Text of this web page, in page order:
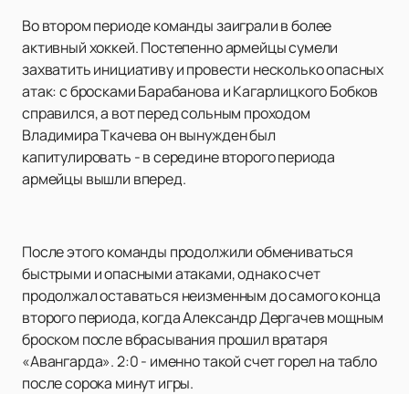
Во втором периоде команды заиграли в более
активный хоккей. Постепенно армейцы сумели
захватить инициативу и провести несколько опасных
атак: с бросками Барабанова и Кагарлицкого Бобков
справился, а вот перед сольным проходом
Владимира Ткачева он вынужден был
капитулировать - в середине второго периода
армейцы вышли вперед.
После этого команды продолжили обмениваться
быстрыми и опасными атаками, однако счет
продолжал оставаться неизменным до самого конца
второго периода, когда Александр Дергачев мощным
броском после вбрасывания прошил вратаря
«Авангарда». 2:0 - именно такой счет горел на табло
после сорока минут игры.